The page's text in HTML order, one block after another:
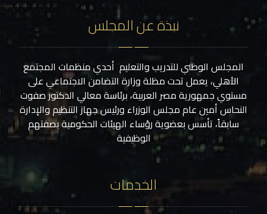
نبذة عن المجلس
المجلس الوطني للتدريب والتعليم أحدي منظمات المجتمع
الأهلي، يعمل تحت مظلة وزارة التضامن الاجتماعي على
مستوي جمهورية مصر العربية، برئاسة معالي الدكتور صفوت
النحاس أمين عام مجلس الوزراء ورئيس جهاز التنظيم والإدارة
سابقاً، تأسس بعضوية رؤساء الهيئات الحكومية بصفتهم
الوظيفية
الخدمات